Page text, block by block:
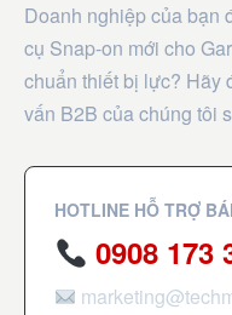
Doanh nghiệp của bạn
cụ Snap-on mới cho
chuẩn thiết bị lực? Hãy
vấn B2B của chúng tôi
HOTLINE HỖ TRỢ
0908 173